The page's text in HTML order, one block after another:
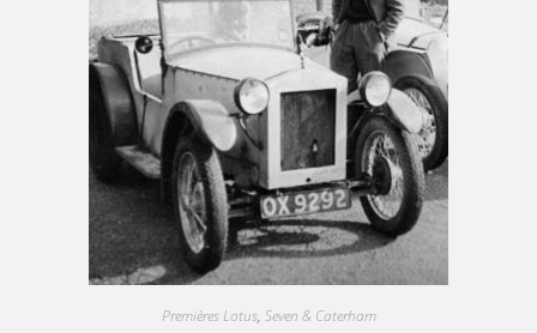
Premières Lotus, Seven & Caterham